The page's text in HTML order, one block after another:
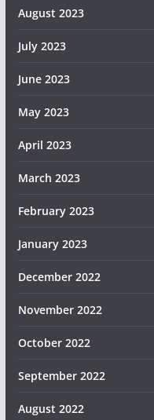
August 2023
July 2023
June 2023
May 2023
April 2023
March 2023
February 2023
January 2023
December 2022
November 2022
October 2022
September 2022
August 2022